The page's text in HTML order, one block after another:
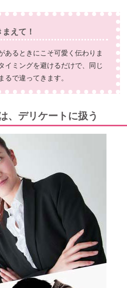
えて！
あるときにこそ可愛く伝わりま
イミングを避けるだけで、同じ
るで違ってきます。
、デリケートに扱う